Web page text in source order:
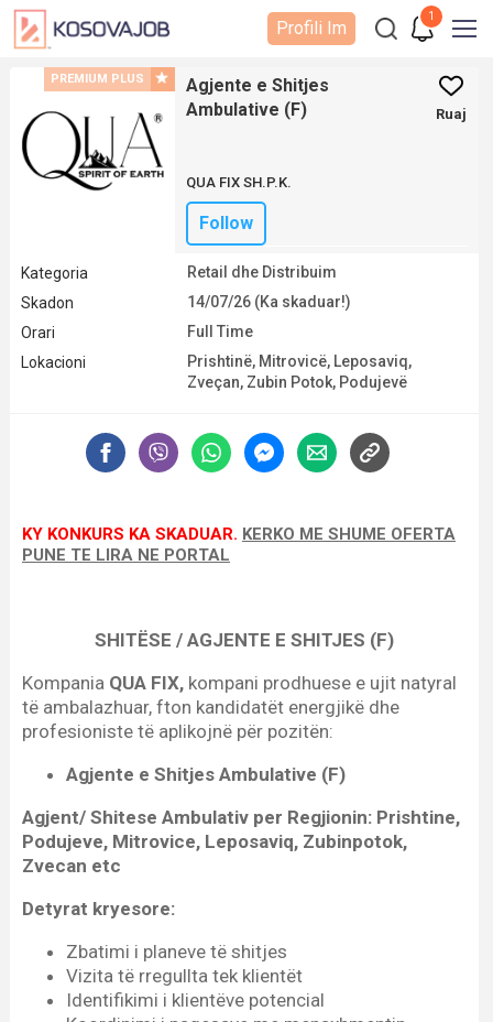
1
Profili Im
PREMIUM PLUS
Agjente e Shitjes
Ambulative (F)
Ruaj
QUA FIX SH.P.K.
Follow
Kategoria
Retail dhe Distribuim
Skadon
14/07/26 (Ka skaduar!)
Orari
Full Time
Lokacioni
Prishtinë, Mitrovicë, Leposaviq,
Zveçan, Zubin Potok, Podujevë